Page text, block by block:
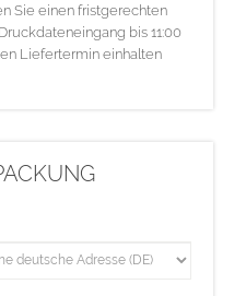
Sie einen fristgerechten
bis 11:00
Liefertermin einhalten